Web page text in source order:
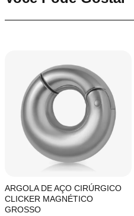
ARGOLA DE AÇO CIRÚRGICO
CLICKER MAGNÉTICO
GROSSO